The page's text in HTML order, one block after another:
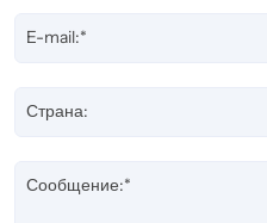
E-mail:*
Страна:
Сообщение:*